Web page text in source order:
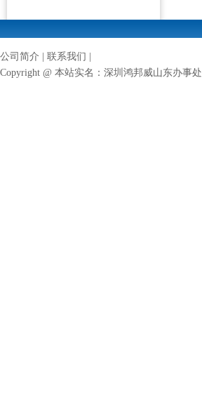
公司简介 联系我们
Copyright @ 本站实名： 深圳鸿邦威山东办事处